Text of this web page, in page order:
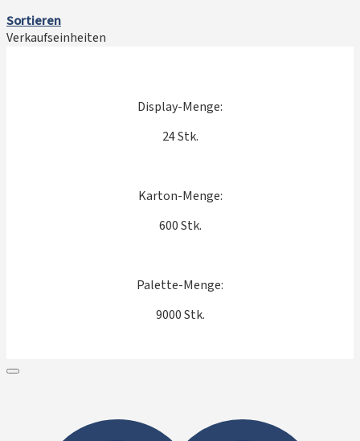
Sortieren
Verkaufseinheiten
Display-Menge:
24 Stk.
Karton-Menge:
600 Stk.
Palette-Menge:
9000 Stk.